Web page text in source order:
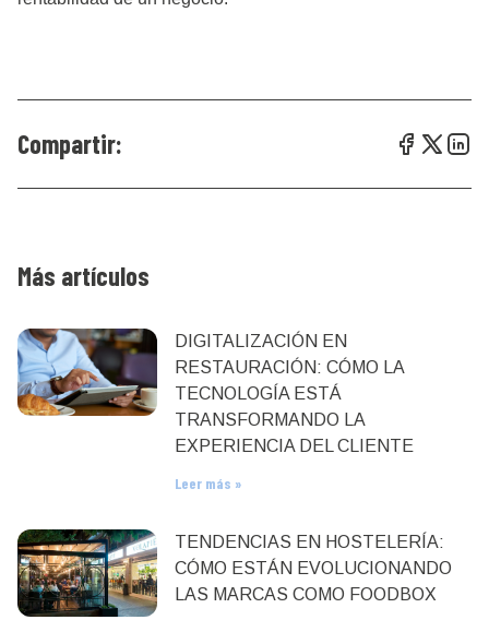
Compartir:
Más artículos
DIGITALIZACIÓN EN
RESTAURACIÓN: CÓMO LA
TECNOLOGÍA ESTÁ
TRANSFORMANDO LA
EXPERIENCIA DEL CLIENTE
Leer más »
TENDENCIAS EN HOSTELERÍA:
CÓMO ESTÁN EVOLUCIONANDO
LAS MARCAS COMO FOODBOX